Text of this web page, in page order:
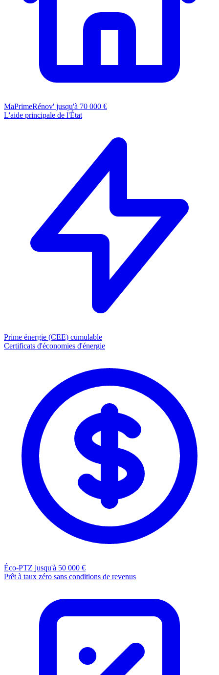
MaPrimeRénov' jusqu'à 70 000 €
L'aide principale de l'État
Prime énergie (CEE) cumulable
Certificats d'économies d'énergie
Éco-PTZ jusqu'à 50 000 €
Prêt à taux zéro sans conditions de revenus